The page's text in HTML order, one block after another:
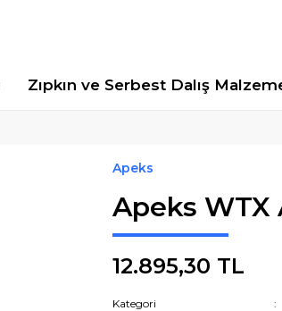
Zıpkın ve Serbest Dalış
Apeks
Apeks WTX
12.895,30 TL
Kategori